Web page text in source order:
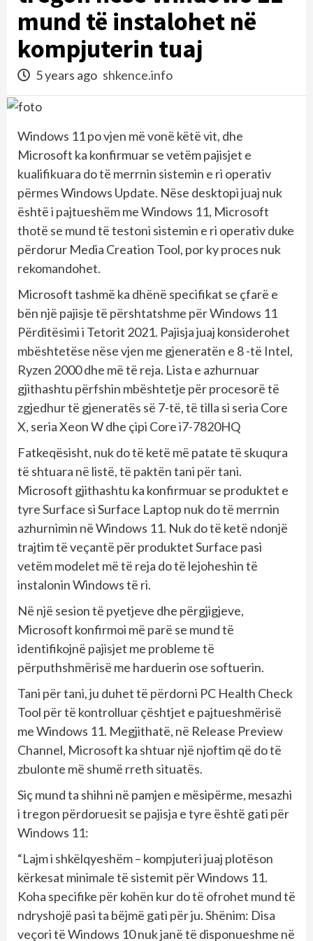
mund të instalohet në
kompjuterin tuaj
5 years ago shkence.info
Windows 11 po vjen më vonë këtë vit, dhe
Microsoft ka konfirmuar se vetëm pajisjet e
kualifikuara do të merrnin sistemin e ri operativ
përmes Windows Update. Nëse desktopi juaj nuk
është i pajtueshëm me Windows 11, Microsoft
thotë se mund të testoni sistemin e ri operativ duke
përdorur Media Creation Tool, por ky proces nuk
rekomandohet.
Microsoft tashmë ka dhënë specifikat se çfarë e
bën një pajisje të përshtatshme për Windows 11
Përditësimi i Tetorit 2021. Pajisja juaj konsiderohet
mbështetëse nëse vjen me gjeneratën e 8 -të Intel,
Ryzen 2000 dhe më të reja. Lista e azhurnuar
gjithashtu përfshin mbështetje për procesorë të
zgjedhur të gjeneratës së 7-të, të tilla si seria Core
X, seria Xeon W dhe çipi Core i7-7820HQ
Fatkeqësisht, nuk do të ketë më patate të skuqura
të shtuara në listë, të paktën tani për tani.
Microsoft gjithashtu ka konfirmuar se produktet e
tyre Surface si Surface Laptop nuk do të merrnin
azhurnimin në Windows 11. Nuk do të ketë ndonjë
trajtim të veçantë për produktet Surface pasi
vetëm modelet më të reja do të lejoheshin të
instalonin Windows të ri.
Në një sesion të pyetjeve dhe përgjigjeve,
Microsoft konfirmoi më parë se mund të
identifikojnë pajisjet me probleme të
përputhshmërisë me harduerin ose softuerin.
Tani për tani, ju duhet të përdorni PC Health Check
Tool për të kontrolluar çështjet e pajtueshmërisë
me Windows 11. Megjithatë, në Release Preview
Channel, Microsoft ka shtuar një njoftim që do të
zbulonte më shumë rreth situatës.
Siç mund ta shihni në pamjen e mësipërme, mesazhi
i tregon përdoruesit se pajisja e tyre është gati për
Windows 11:
“Lajm i shkëlqyeshëm – kompjuteri juaj plotëson
kërkesat minimale të sistemit për Windows 11.
Koha specifike për kohën kur do të ofrohet mund të
ndryshojë pasi ta bëjmë gati për ju. Shënim: Disa
veçori të Windows 10 nuk janë të disponueshme në